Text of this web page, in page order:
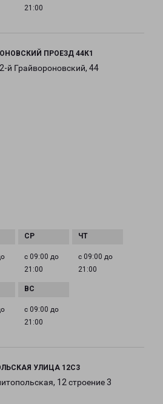
21:00
ПРОЕЗД 44К1
й Грайвороновский, 44
с 09:00 до
21:00
с 09:00 до
21:00
с 09:00 до
21:00
УЛИЦА 12С3
12 строение 3